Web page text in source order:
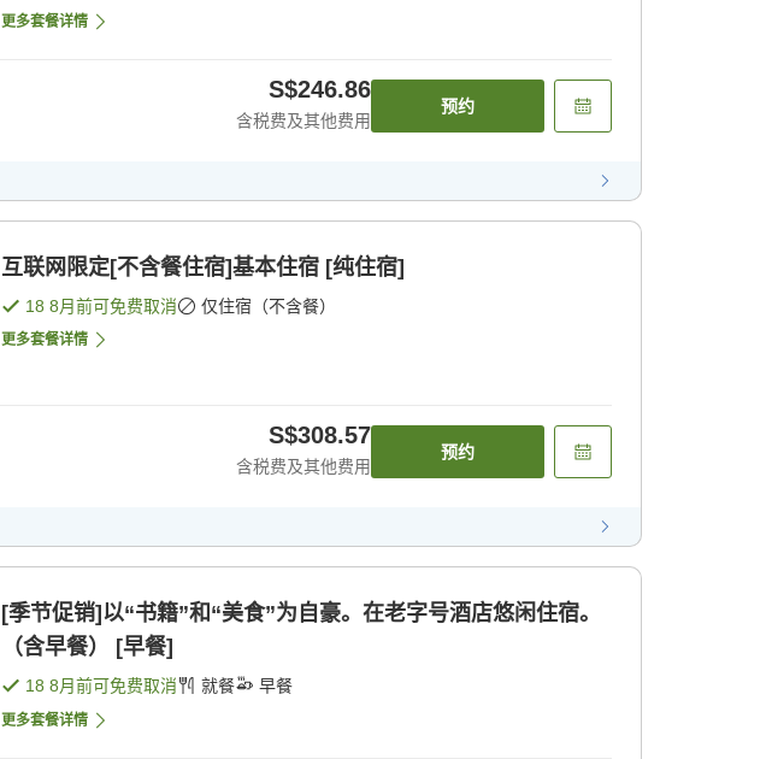
更多套餐详情
S$246.86
含税费及其他费用
预约
互联网限定[不含餐住宿]基本住宿 [纯住宿]
18 8月前可免费取消 仅住宿（不含餐）
更多套餐详情
S$308.57
含税费及其他费用
预约
[季节促销]以“书籍”和“美食”为自豪。在老字号酒店悠闲住宿。
（含早餐） [早餐]
18 8月前可免费取消 就餐 早餐
更多套餐详情